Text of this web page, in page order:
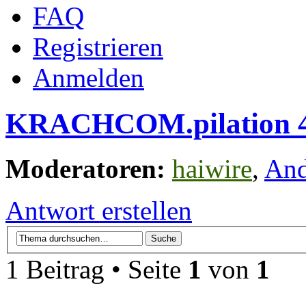
FAQ
Registrieren
Anmelden
KRACHCOM.pilation
Moderatoren: haiwire,
Antwort erstellen
1 Beitrag • Seite 1 von 1